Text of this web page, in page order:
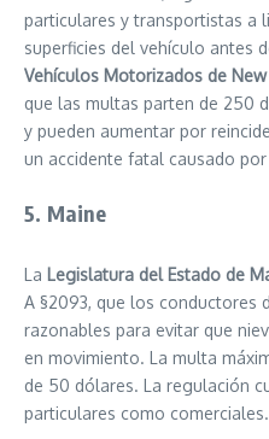
particulares y transportistas a
superficies del vehículo antes
Vehículos Motorizados de New
que las multas parten de 250
y pueden aumentar por
un accidente fatal causado
5. Maine
La Legislatura del Estado de
A §2093, que los conductores
razonables para evitar que
en movimiento. La multa
de 50 dólares. La regulación
particulares como comerciales.